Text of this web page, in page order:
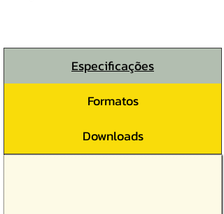
Especificações
Formatos
Downloads